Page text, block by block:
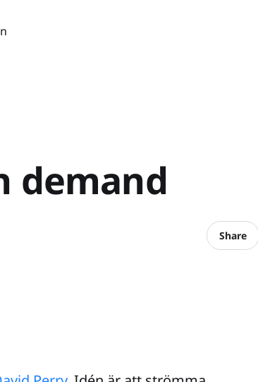
demand
Share